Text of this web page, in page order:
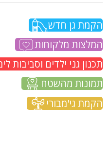
הקמת גן חדש
המלצות מלקוחות
תכנון גני ילדים וסביבות
תמונות מהשטח
הקמת גי'מבורי